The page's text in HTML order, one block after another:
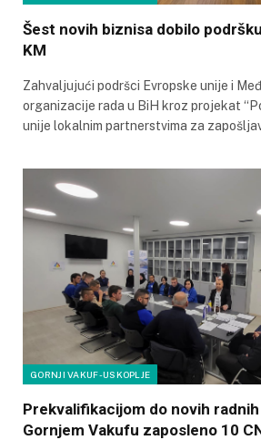
Šest novih biznisa dobilo
KM
Zahvaljujući podršci Evropske unije i
organizacije rada u BiH kroz projekat
unije lokalnim partnerstvima za
GORNJI VAKUF-USKOPLJE
Prekvalifikacijom do novih
Gornjem Vakufu zaposleno 10